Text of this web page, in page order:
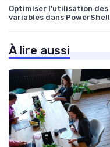
Optimiser l'utilisation des
variables dans PowerShell
À lire aussi